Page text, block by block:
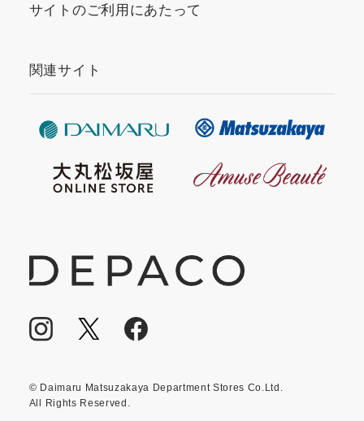
weight:700;">ご予約は
サイトのご利用にあたって
関連サイト
© Daimaru Matsuzakaya Department Stores Co.Ltd.
All Rights Reserved.